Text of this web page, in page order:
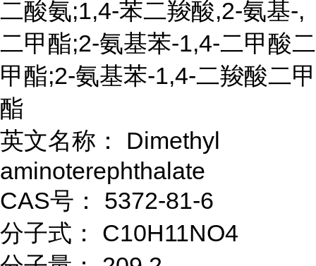
二酸氨;1,4-苯二羧酸,2-氨基-,
二甲酯;2-氨基苯-1,4-二甲酸二
甲酯;2-氨基苯-1,4-二羧酸二甲
酯
英文名称： Dimethyl
aminoterephthalate
CAS号： 5372-81-6
分子式： C10H11NO4